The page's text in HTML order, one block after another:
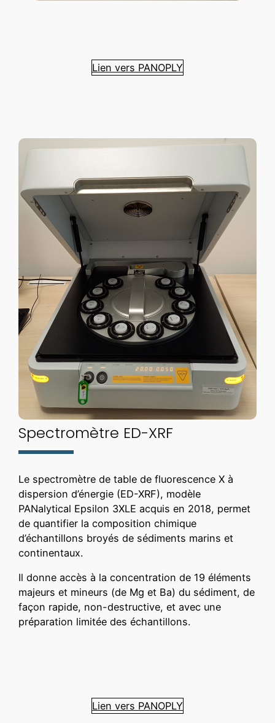
Lien vers PANOPLY
Spectromètre ED-XRF
Le spectromètre de table de fluorescence X à
dispersion d’énergie (ED-XRF), modèle
PANalytical Epsilon 3XLE acquis en 2018, permet
de quantifier la composition chimique
d’échantillons broyés de sédiments marins et
continentaux.
Il donne accès à la concentration de 19 éléments
majeurs et mineurs (de Mg et Ba) du sédiment, de
façon rapide, non-destructive, et avec une
préparation limitée des échantillons.
Lien vers PANOPLY